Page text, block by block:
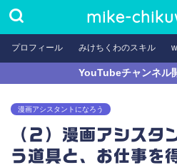
mike-
プロフィール みけちくわのスキル
YouTubeチャンネル
漫画アシスタントになろう
（２）漫画アシスタ
う道具と、お仕事を